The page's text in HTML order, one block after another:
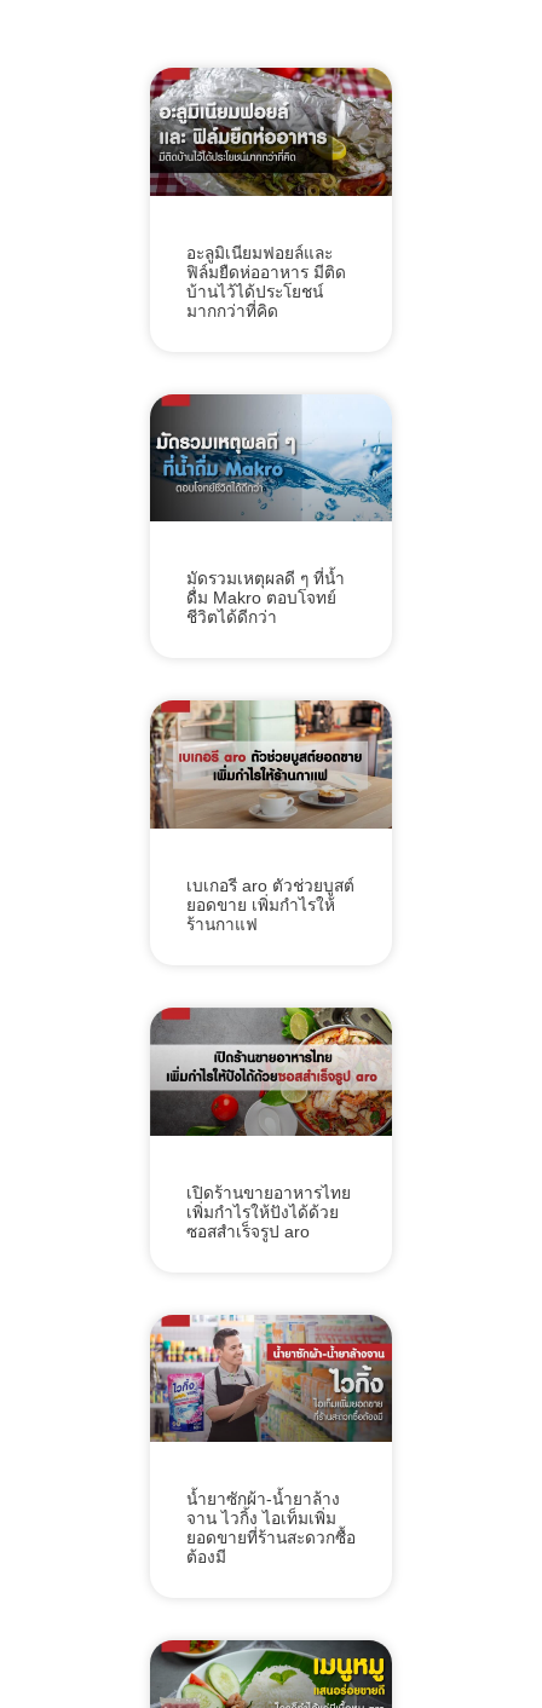
อะลูมิเนียมฟอยล์และ
ฟิล์มยืดห่ออาหาร มีติด
บ้านไว้ได้ประโยชน์
มากกว่าที่คิด
มัดรวมเหตุผลดี ๆ ที่น้ำ
ดื่ม Makro ตอบโจทย์
ชีวิตได้ดีกว่า
เบเกอรี aro ตัวช่วยบูสต์
ยอดขาย เพิ่มกำไรให้
ร้านกาแฟ
เปิดร้านขายอาหารไทย
เพิ่มกำไรให้ปังได้ด้วย
ซอสสำเร็จรูป aro
น้ำยาซักผ้า-น้ำยาล้าง
จาน ไวกิ้ง ไอเท็มเพิ่ม
ยอดขายที่ร้านสะดวกซื้อ
ต้องมี